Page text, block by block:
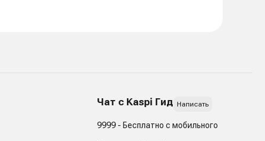
Чат с Kaspi Гид Написать
9999 - Бесплатно с мобильного